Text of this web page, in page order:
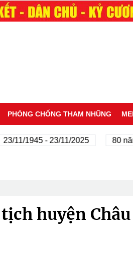
PHÒNG CHỐNG THAM NHŨNG
1945 - 23/11/2025 80 năm
huyện